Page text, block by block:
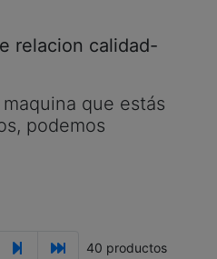
relacion calidad-
que estás
podemos
40 productos